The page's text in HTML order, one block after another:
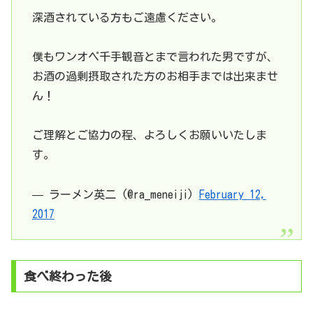
深酒されている方もご遠慮ください。
僕もワンオペ千手観音とまで言われた男ですが、
お酒の過剰摂取された方のお相手までは出来ませ
ん！
ご理解とご協力の程、よろしくお願いいたしま
す。
— ラーメン英二 (@ra_meneiji)
February 12,
2017
食べ終わった後